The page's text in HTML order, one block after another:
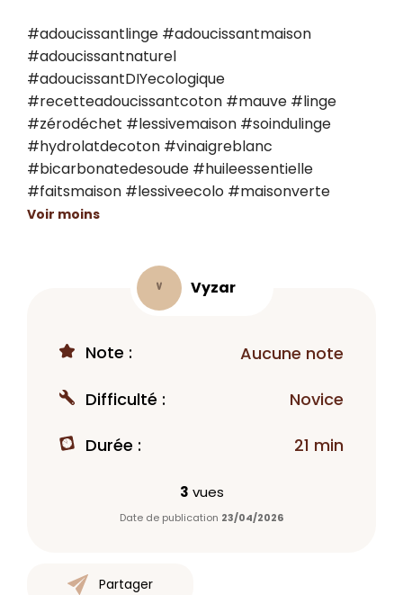
#adoucissantlinge #adoucissantmaison
#adoucissantnaturel
#adoucissantDIYecologique
#recetteadoucissantcoton #mauve #linge
#zérodéchet #lessivemaison #soindulinge
#hydrolatdecoton #vinaigreblanc
#bicarbonatedesoude #huileessentielle
#faitsmaison #lessiveecolo #maisonverte
Voir moins
V Vyzar
Note : Aucune note
Difficulté : Novice
Durée : 21 min
3 vues
Date de publication 23/04/2026
Partager